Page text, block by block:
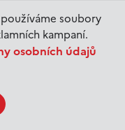
soubory
kampaní.
osobních údajů